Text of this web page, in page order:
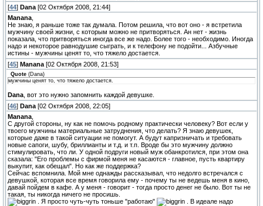
[44] Dana [02 Октября 2008, 21:44]
Manana
Не знаю, я раньше тоже так думала. Потом решила, что вот оно - я встретила
мужчину своей жизни, с которым можно не притворяться. Ан нет - жизнь
показала, что притворяться иногда все же надо. Более того - необходимо. Иногда
надо и некоторое равнодушие сыграть, и к телефону не подойти... Азбучные
истины - мужчины ценят то, что тяжело достается.
[45] Manana [02 Октября 2008, 21:53]
Quote (Dana)
мужчины ценят то, что тяжело достается.
Dana , вот это нужно запомнить каждой девушке.
[46] Dana [02 Октября 2008, 22:05]
Manana
С другой стороны, ну как не помочь родному практически человеку? Вот если у
твоего мужчины материальные затруднения, что делать? Я знаю девушек,
которые даже в такой ситуации не помогут. А будут капризничать и требовать
новые сапоги, шубу, бриллианты и т.д. и т.п. Вроде бы это мужчину должно
стимулировать, что ли. У одной подруги новый муж обанкротился, при этом она
сказала: "Его проблемы с фирмой меня не касаются - главное, пусть квартиру
выкупит, как обещал". Но как же поддержка?
Сейчас вспомнила. Мой мне однажды рассказывал, что недолго встречался с
девушкой, которая все время говорила ему - почему ты не ведешь меня в кино,
давай пойдем в кафе. А у меня - говорит - тогда просто денег не было. Вот ты не
такая, ты никогда ничего не просишь.
. Я просто чуть-чуть тоньше "работаю"
. В идеале надо